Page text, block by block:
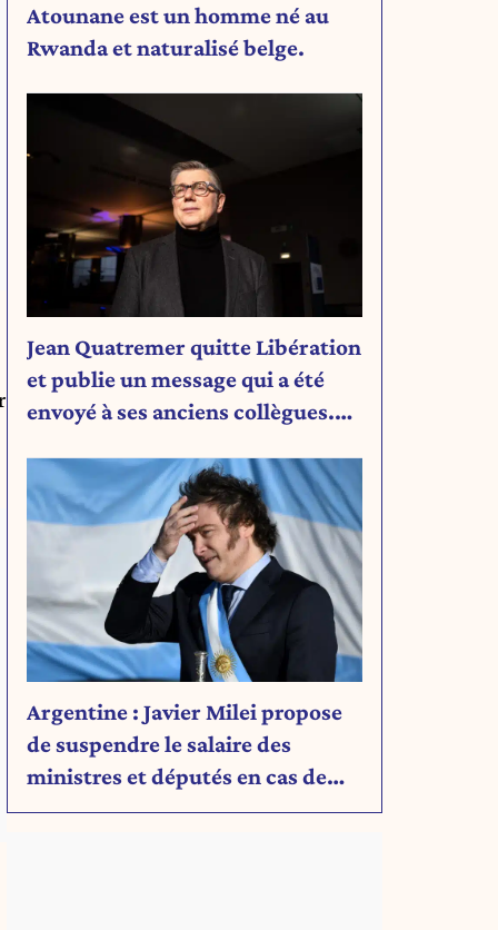
Atounane est un homme né au
Rwanda et naturalisé belge.
Jean Quatremer quitte Libération
et publie un message qui a été
envoyé à ses anciens collègues.
Argentine : Javier Milei propose
de suspendre le salaire des
ministres et députés en cas de
déficit budgétaire